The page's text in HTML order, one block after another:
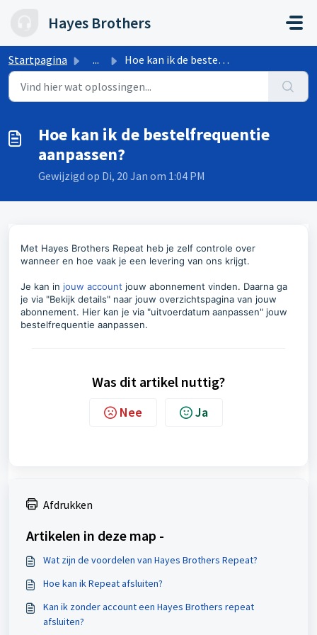
Hayes Brothers
Startpagina ... Hoe kan ik de bestelfrequentie aanpassen?
Hoe kan ik de bestelfrequentie
aanpassen?
Gewijzigd op Di, 20 Jan om 1:04 PM
Met Hayes Brothers Repeat heb je zelf controle over
wanneer en hoe vaak je een levering van ons krijgt.
Je kan in jouw account jouw abonnement vinden. Daarna ga
je via "Bekijk details" naar jouw overzichtspagina van jouw
abonnement. Hier kan je via "uitvoerdatum aanpassen" jouw
bestelfrequentie aanpassen.
Was dit artikel nuttig?
Nee Ja
Afdrukken
Artikelen in deze map -
Wat zijn de voordelen van Hayes Brothers Repeat?
Hoe kan ik Repeat afsluiten?
Kan ik zonder account een Hayes Brothers repeat
afsluiten?